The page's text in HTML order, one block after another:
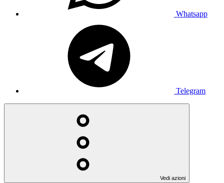
Whatsapp
Telegram
Vedi azioni